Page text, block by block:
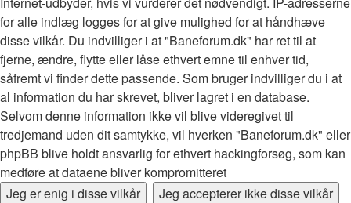
for alle indlæg logges for at give mulighed for at håndhæve
disse vilkår. Du indvilliger i at "Baneforum.dk" har ret til at
fjerne, ændre, flytte eller låse ethvert emne til enhver tid,
såfremt vi finder dette passende. Som bruger indvilliger du i at
al information du har skrevet, bliver lagret i en database.
Selvom denne information ikke vil blive videregivet til
tredjemand uden dit samtykke, vil hverken "Baneforum.dk" eller
phpBB blive holdt ansvarlig for ethvert hackingforsøg, som kan
medføre at dataene bliver kompromitteret